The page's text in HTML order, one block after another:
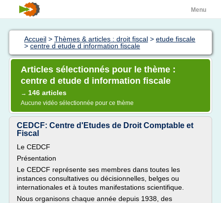
Menu
Accueil > Thèmes & articles : droit fiscal > etude fiscale
> centre d etude d information fiscale
Articles sélectionnés pour le thème :
centre d etude d information fiscale
→ 146 articles
Aucune vidéo sélectionnée pour ce thème
CEDCF: Centre d'Etudes de Droit Comptable et
Fiscal
Le CEDCF
Présentation
Le CEDCF représente ses membres dans toutes les
instances consultatives ou décisionnelles, belges ou
internationales et à toutes manifestations scientifique.
Nous organisons chaque année depuis 1938, des